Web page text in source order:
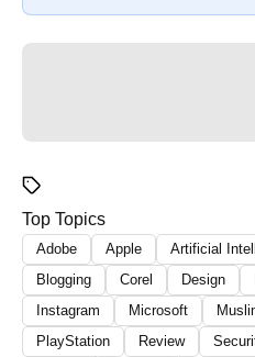
Top Topics
Adobe Apple Artificial
Blogging
Corel Design
Instagram
Microsoft
PlayStation
Review